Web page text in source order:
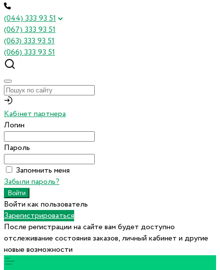
(044) 333 93 51
(067) 333 93 51
(063) 333 93 51
(066) 333 93 51
Кабінет партнера
Логин
Пароль
Запомнить меня
Забыли пароль?
Войти как пользователь
Зарегистрироваться
После регистрации на сайте вам будет доступно
отслеживание состояния заказов, личный кабинет и другие
новые возможности